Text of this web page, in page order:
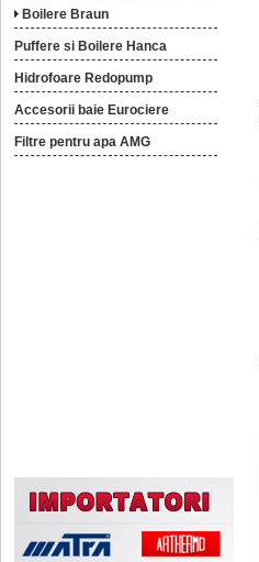
Boilere Braun
Puffere si Boilere Hanca
Hidrofoare Redopump
Accesorii baie Eurociere
Filtre pentru apa AMG